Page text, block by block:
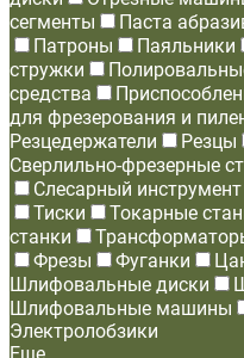
сегменты
Паста
Патроны
Паяльники
стружки
средства
для фрезерования и
Резцедержатели
Резцы
Сверлильно-фрезерные
Слесарный инструмент
Тиски
Токарные
станки
Фрезы
Фуганки
Шлифовальные диски
Шлифовальные машины
Электролобзики